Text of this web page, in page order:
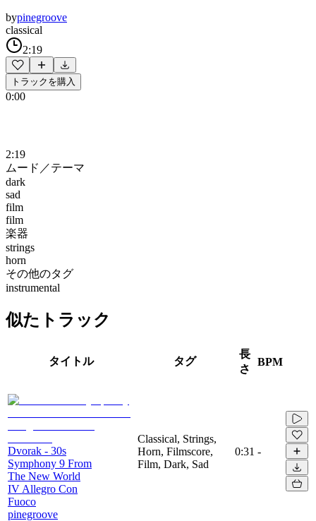
bypinegroove
classical
2:19
トラックを購入
0:00
2:19
ムード／テーマ
dark
sad
film
film
楽器
strings
horn
その他のタグ
instrumental
似たトラック
タイトル タグ
長
さ
BPM
Dvorak - 30s
Symphony 9 From
The New World
IV Allegro Con
Fuoco
pinegroove
Classical, Strings,
Horn, Filmscore,
Film, Dark, Sad
0:31 -